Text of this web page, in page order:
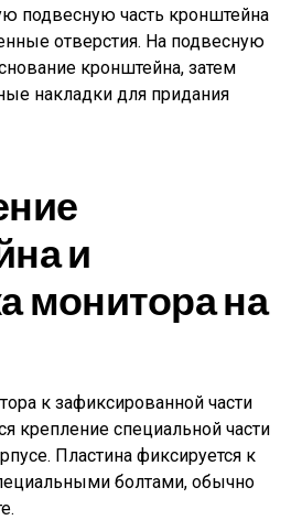
подвесную часть кронштейна
отверстия. На подвесную
кронштейна, затем
накладки для придания
и
монитора на
к зафиксированной части
крепление специальной части
Пластина фиксируется к
болтами, обычно